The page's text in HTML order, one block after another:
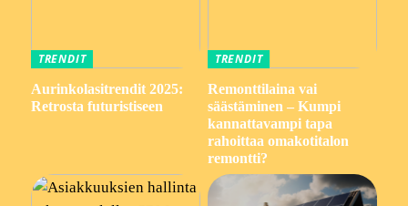
TRENDIT
Aurinkolasitrendit 2025:
Retrosta futuristiseen
TRENDIT
Remonttilaina vai
säästäminen – Kumpi
kannattavampi tapa
rahoittaa omakotitalon
remontti?